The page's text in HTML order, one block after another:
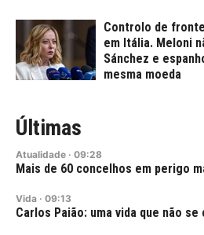
Controlo de
em Itália. Meloni
Sánchez e
mesma moeda
Últimas
Atualidade · 09:28
Mais de 60 concelhos em perigo
Vida · 09:13
Carlos Paião: uma vida que não